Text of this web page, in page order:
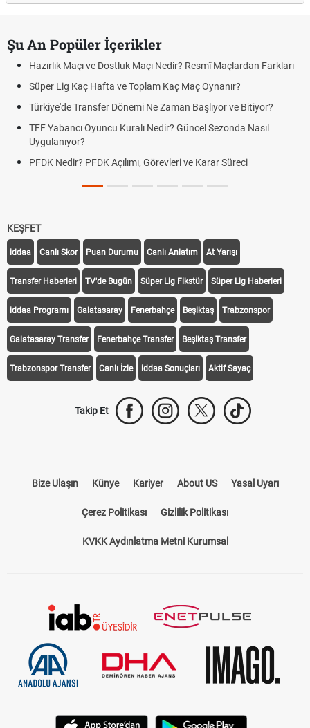
Şu An Popüler İçerikler
Hazırlık Maçı ve Dostluk Maçı Nedir? Resmî Maçlardan Farkları
Süper Lig Kaç Hafta ve Toplam Kaç Maç Oynanır?
Türkiye'de Transfer Dönemi Ne Zaman Başlıyor ve Bitiyor?
TFF Yabancı Oyuncu Kuralı Nedir? Güncel Sezonda Nasıl
Uygulanıyor?
PFDK Nedir? PFDK Açılımı, Görevleri ve Karar Süreci
KEŞFET
iddaa Canlı Skor Puan Durumu Canlı Anlatım At Yarışı
Transfer Haberleri TV'de Bugün Süper Lig Fikstür Süper Lig Haberleri
iddaa Programı Galatasaray Fenerbahçe Beşiktaş Trabzonspor
Galatasaray Transfer Fenerbahçe Transfer Beşiktaş Transfer
Trabzonspor Transfer Canlı İzle iddaa Sonuçları Aktif Sayaç
Takip Et
Bize Ulaşın Künye Kariyer About US Yasal Uyarı
Çerez Politikası Gizlilik Politikası
KVKK Aydınlatma Metni Kurumsal